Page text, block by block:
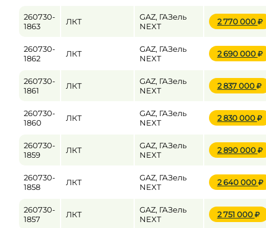
260730-
1863
ЛКТ
GAZ, ГАЗель
NEXT
2 770 000
260730-
1862
ЛКТ
GAZ, ГАЗель
NEXT
2 690 000
260730-
1861
ЛКТ
GAZ, ГАЗель
NEXT
2 837 000
260730-
1860
ЛКТ
GAZ, ГАЗель
NEXT
2 830 000
260730-
1859
ЛКТ
GAZ, ГАЗель
NEXT
2 890 000
260730-
1858
ЛКТ
GAZ, ГАЗель
NEXT
2 640 000
260730-
1857
ЛКТ
GAZ, ГАЗель
NEXT
2 751 000